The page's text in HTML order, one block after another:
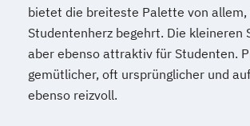
bietet die breiteste Palette von allem,
Studentenherz begehrt. Die kleineren
aber ebenso attraktiv für Studenten.
gemütlicher, oft ursprünglicher und
ebenso reizvoll.